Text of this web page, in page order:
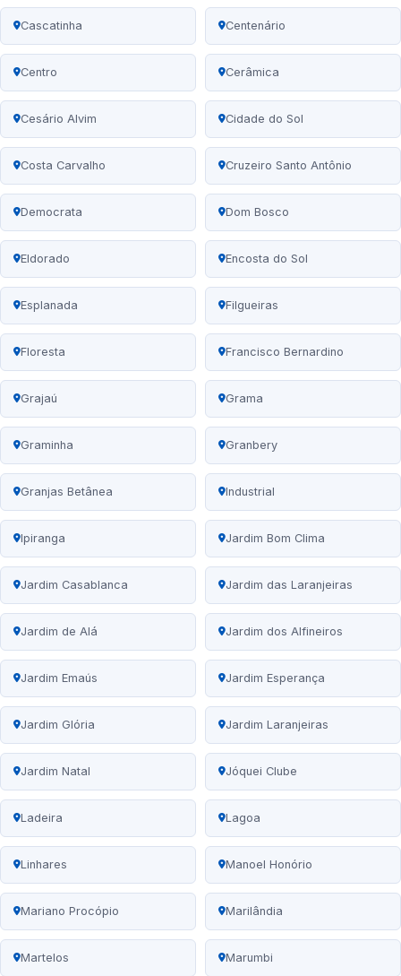
Cascatinha Centenário
Centro Cerâmica
Cesário Alvim Cidade do Sol
Costa Carvalho Cruzeiro Santo Antônio
Democrata Dom Bosco
Eldorado Encosta do Sol
Esplanada Filgueiras
Floresta Francisco Bernardino
Grajaú Grama
Graminha Granbery
Granjas Betânea Industrial
Ipiranga Jardim Bom Clima
Jardim Casablanca Jardim das Laranjeiras
Jardim de Alá Jardim dos Alfineiros
Jardim Emaús Jardim Esperança
Jardim Glória Jardim Laranjeiras
Jardim Natal Jóquei Clube
Ladeira Lagoa
Linhares Manoel Honório
Mariano Procópio Marilândia
Martelos Marumbi